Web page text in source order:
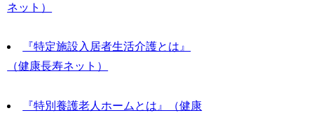
ネット）
『特定施設入居者生活介護とは』
（健康長寿ネット）
『特別養護老人ホームとは』（健康